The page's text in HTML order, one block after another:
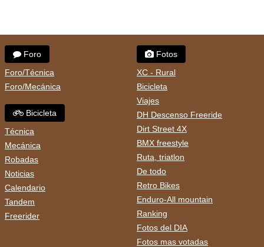
Foro
Foro/Técnica
Foro/Mecánica
Bicicleta
Técnica
Mecánica
Robadas
Noticias
Calendario
Tandem
Freerider
Fotos
XC - Rural
Bicicleta
Viajes
DH Descenso Freeride
Dirt Street 4X
BMX freestyle
Ruta, triatlon
De todo
Retro Bikes
Enduro-All mountain
Ranking
Fotos del DIA
Fotos mas votadas